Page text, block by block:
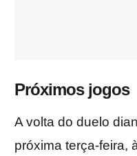
Próximos jogos
A volta do duelo
próxima terça-feira,